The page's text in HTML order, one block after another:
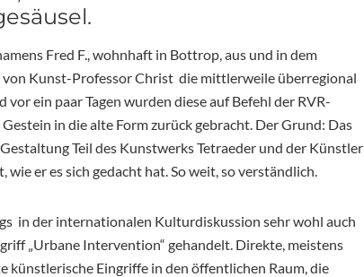
Fred F., wohnhaft in Bottrop, aus und in dem
von Kunst-Professor Christ die mittlerweile überregional
ein paar Tagen wurden diese auf Befehl der RVR-
in die alte Form zurück gebracht. Der Grund: Das
Teil des Kunstwerks Tetraeder und der Künstler
wie er es sich gedacht hat. So weit, so verständlich.
in der internationalen Kulturdiskussion sehr wohl auch
„Urbane Intervention“ gehandelt. Direkte, meistens
künstlerische Eingriffe in den öffentlichen Raum, die